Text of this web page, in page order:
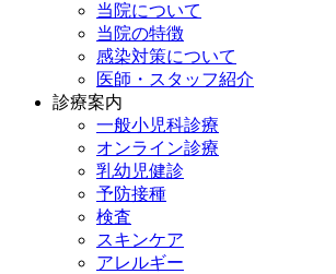
当院について
当院の特徴
感染対策について
医師・スタッフ紹介
診療案内
一般小児科診療
オンライン診療
乳幼児健診
予防接種
検査
スキンケア
アレルギー